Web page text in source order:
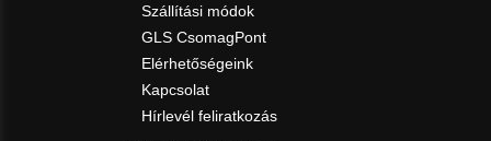
Szállítási módok
GLS CsomagPont
Elérhetőségeink
Kapcsolat
Hírlevél feliratkozás